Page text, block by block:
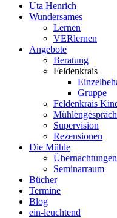
Uta Henrich
Wundersames
Lernen
VERlernen
Angebote
Beratung
Feldenkrais
Gruppe
Feldenkrais
Supervision
Rezensionen
Die Mühle
Übernachtungen
Seminarraum
Bücher
Termine
Blog
ein-leuchtend